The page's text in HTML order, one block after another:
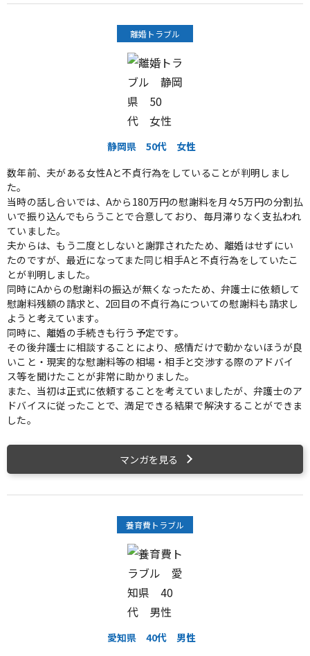
離婚トラブル
静岡県 50代
女性
数年前、夫がある女性Aと不貞行為をしていることが判明しまし
た。
当時の話し合いでは、Aから180万円の慰謝料を月々5万円の分割払
いで振り込んでもらうことで合意しており、毎月滞りなく支払われ
ていました。
夫からは、もう二度としないと謝罪されたため、離婚はせずにい
たのですが、最近になってまた同じ相手Aと不貞行為をしていたこ
とが判明しました。
同時にAからの慰謝料の振込が無くなったため、弁護士に依頼して
慰謝料残額の請求と、2回目の不貞行為についての慰謝料も請求し
ようと考えています。
同時に、離婚の手続きも行う予定です。
その後弁護士に相談することにより、感情だけで動かないほうが良
いこと・現実的な慰謝料等の相場・相手と交渉する際のアドバイ
ス等を聞けたことが非常に助かりました。
また、当初は正式に依頼することを考えていましたが、弁護士のア
ドバイスに従ったことで、満足できる結果で解決することができま
した。
マンガを見る
養育費トラブル
愛知県 40代
男性